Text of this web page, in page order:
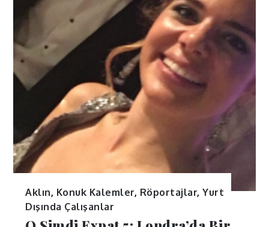
Aklın, Konuk Kalemler, Röportajlar,Yurt
Dışında Çalışanlar